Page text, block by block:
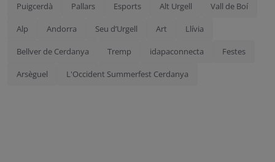
Puigcerdà Pallars Esports Alt Urgell Vall de Boí
Alp Andorra Seu d’Urgell Art Llívia
Bellver de Cerdanya Tremp idapaconnecta Festes
Arsèguel L'Occident Summerfest Cerdanya